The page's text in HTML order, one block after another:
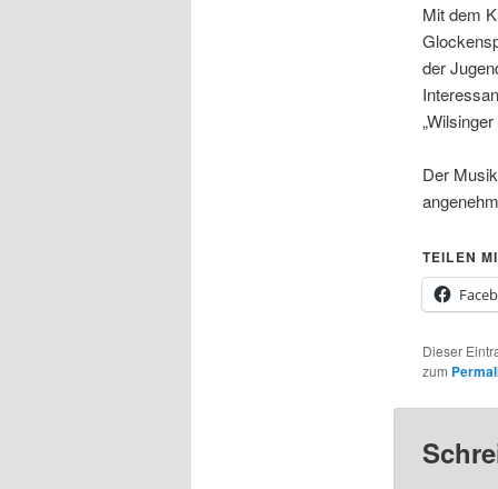
Mit dem
der
Der
TEILEN
Dieser
zum